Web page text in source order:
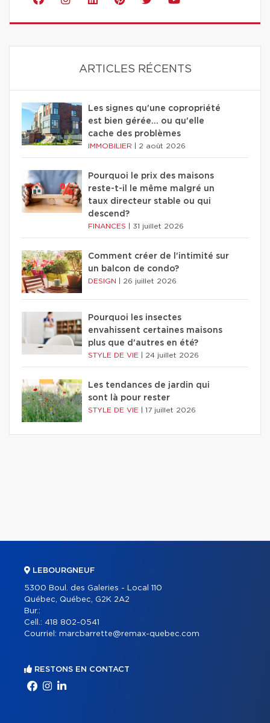
ARTICLES RÉCENTS
Les signes qu'une copropriété
est bien gérée… ou qu'elle
cache des problèmes
IMMOBILIER 2 août 2026
Pourquoi le prix des maisons
reste-t-il le même malgré un
taux directeur stable ou qui
descend?
FINANCES 31 juillet 2026
Comment créer de l'intimité sur
un balcon de condo?
DESIGN 26 juillet 2026
Pourquoi les insectes
envahissent certaines maisons
plus que d'autres en été?
STYLE DE VIE 24 juillet 2026
Les tendances de jardin qui
sont là pour rester
STYLE DE VIE 17 juillet 2026
LEBOURGNEUF
5300 Boul. des Galeries - Local 110
Québec, Québec, G2K 2A2
Bur.:
Cell.: 418 802-0541
Courriel: marcbarrette@remax-quebec.com
RESTONS EN CONTACT